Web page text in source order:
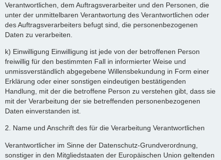
Verantwortlichen, dem Auftragsverarbeiter und den Personen, die
unter der unmittelbaren Verantwortung des Verantwortlichen oder
des Auftragsverarbeiters befugt sind, die personenbezogenen
Daten zu verarbeiten.
k) Einwilligung Einwilligung ist jede von der betroffenen Person
freiwillig für den bestimmten Fall in informierter Weise und
unmissverständlich abgegebene Willensbekundung in Form einer
Erklärung oder einer sonstigen eindeutigen bestätigenden
Handlung, mit der die betroffene Person zu verstehen gibt, dass sie
mit der Verarbeitung der sie betreffenden personenbezogenen
Daten einverstanden ist.
2. Name und Anschrift des für die Verarbeitung Verantwortlichen
Verantwortlicher im Sinne der Datenschutz-Grundverordnung,
sonstiger in den Mitgliedstaaten der Europäischen Union geltenden